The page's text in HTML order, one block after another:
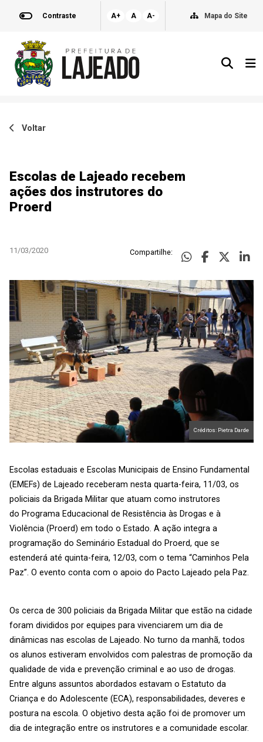
Contraste A+ A A- Mapa do Site
Voltar
Escolas de Lajeado recebem
ações dos instrutores do
Proerd
11/03/2020 Compartilhe:
Créditos: Pietra Darde
Escolas estaduais e Escolas Municipais de Ensino Fundamental
(EMEFs) de Lajeado receberam nesta quarta-feira, 11/03, os
policiais da Brigada Militar que atuam como instrutores
do Programa Educacional de Resistência às Drogas e à
Violência (Proerd) em todo o Estado. A ação integra a
programação do Seminário Estadual do Proerd, que se
estenderá até quinta-feira, 12/03, com o tema “Caminhos Pela
Paz”. O evento conta com o apoio do Pacto Lajeado pela Paz.
Os cerca de 300 policiais da Brigada Militar que estão na cidade
foram divididos por equipes para vivenciarem um dia de
dinâmicas nas escolas de Lajeado. No turno da manhã, todos
os alunos estiveram envolvidos com palestras de promoção da
qualidade de vida e prevenção criminal e ao uso de drogas.
Entre alguns assuntos abordados estavam o Estatuto da
Criança e do Adolescente (ECA), responsabilidades, deveres e
postura na escola. O objetivo desta ação foi de promover um
dia de integração entre os instrutores e a comunidade escolar.